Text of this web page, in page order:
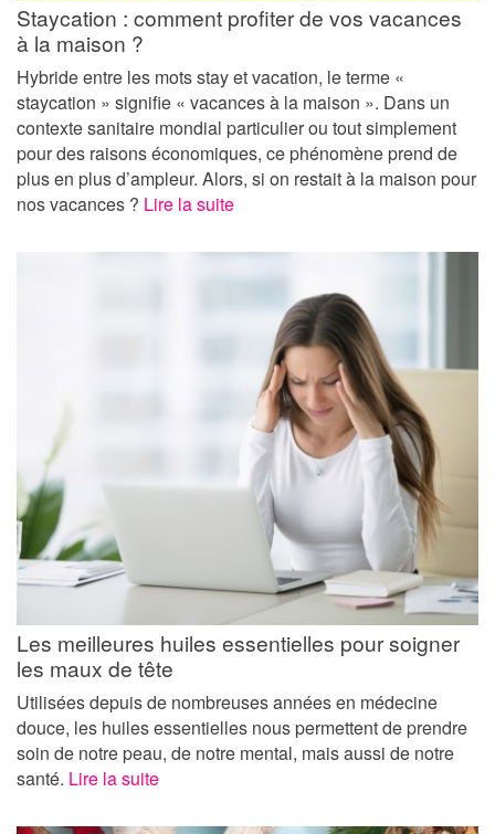
Staycation : comment profiter de vos vacances
à la maison ?
Hybride entre les mots stay et vacation, le terme «
staycation » signifie « vacances à la maison ». Dans un
contexte sanitaire mondial particulier ou tout simplement
pour des raisons économiques, ce phénomène prend de
plus en plus d’ampleur. Alors, si on restait à la maison pour
nos vacances ? Lire la suite
Les meilleures huiles essentielles pour soigner
les maux de tête
Utilisées depuis de nombreuses années en médecine
douce, les huiles essentielles nous permettent de prendre
soin de notre peau, de notre mental, mais aussi de notre
santé. Lire la suite